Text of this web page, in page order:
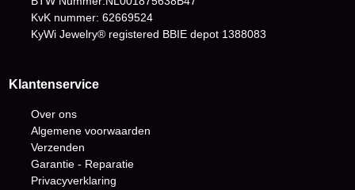
KvK nummer: 62669524
KyWi Jewelry® registered BBIE depot 1388083
Klantenservice
Over ons
Algemene voorwaarden
Verzenden
Garantie - Reparatie
Privacyverklaring